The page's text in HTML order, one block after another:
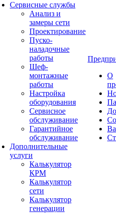
Сервисные службы
Анализ и
замеры сети
Проектирование
Пуско-
наладочные
работы
Шеф-
монтажные
работы
Настройка
оборудования
Сервисное
обслуживание
Гарантийное
обслуживание
Дополнительные
услуги
Калькулятор
КРМ
Калькулятор
сети
Калькулятор
генерации
О